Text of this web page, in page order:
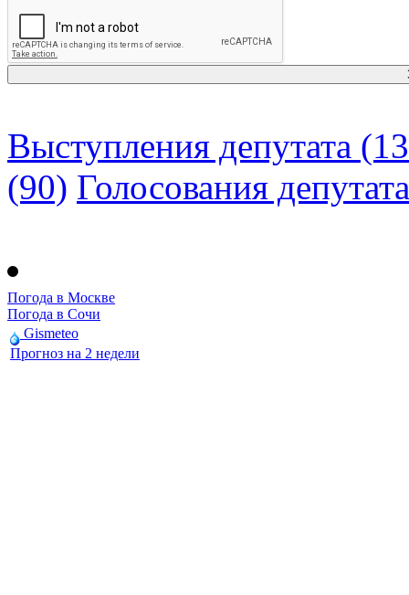
Выступления депутата
(90) Голосования депутата
Погода в Москве
Погода в Сочи
Gismeteo
Прогноз на 2 недели